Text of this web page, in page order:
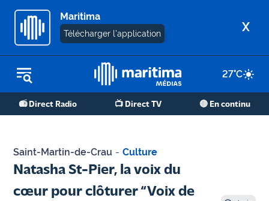
Maritima
Télécharger l'application X
27°C
📻 Direct Radio 📺 Direct TV 🔴 En continu
REPLAY RADIO
REPLAY TV
Martigues
de Berre
Saint-Martin-de-Crau - Culture
Natasha St-Pier, la voix du
cœur pour clôturer “Voix de